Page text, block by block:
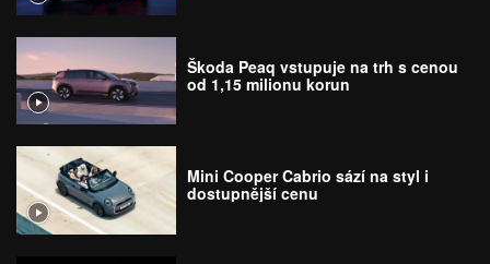
Škoda Peaq vstupuje na trh s cenou
od 1,15 milionu korun
Mini Cooper Cabrio sází na styl i
dostupnější cenu